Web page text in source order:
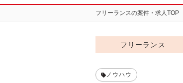
フリーランスの案件・求人TOP
フリーランス
ノウハウ